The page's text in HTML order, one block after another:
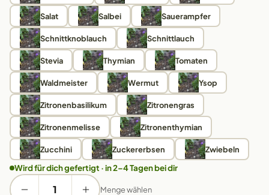
Salat Salbei Sauerampfer
Schnittknoblauch Schnittlauch
Stevia Thymian Tomaten
Waldmeister Wermut Ysop
Zitronenbasilikum Zitronengras
Zitronenmelisse Zitronenthymian
Zucchini Zuckererbsen Zwiebeln
Wird für dich gefertigt · in 2–4 Tagen bei dir
Menge wählen